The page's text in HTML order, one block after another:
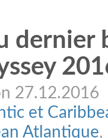
dernier
27.12.2016
et
Atlantique,